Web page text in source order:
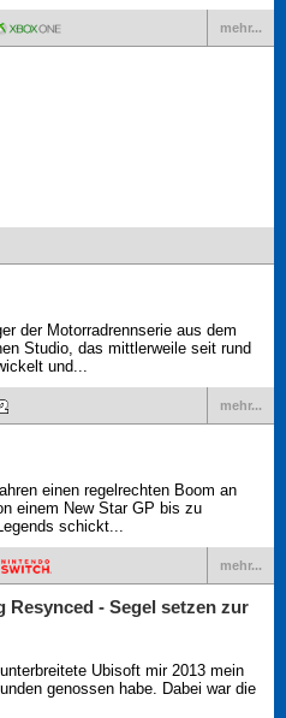
mehr...
der Motorradrennserie aus dem
Studio, das mittlerweile seit rund
und...
mehr...
einen regelrechten Boom an
einem New Star GP bis zu
schickt...
mehr...
Resynced - Segel setzen zur
Ubisoft mir 2013 mein
genossen habe. Dabei war die